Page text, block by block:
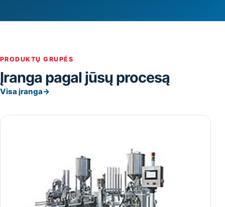
PRODUKTŲ GRUPĖS
Įranga pagal jūsų procesą
Visa įranga→